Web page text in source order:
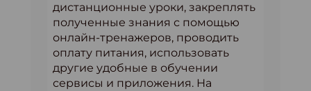
дистанционные уроки, закреплять
полученные знания с помощью
онлайн-тренажеров, проводить
оплату питания, использовать
другие удобные в обучении
сервисы и приложения. На